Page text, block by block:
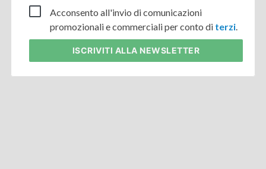
Acconsento all'invio di comunicazioni
promozionali e commerciali per conto di terzi.
ISCRIVITI ALLA NEWSLETTER